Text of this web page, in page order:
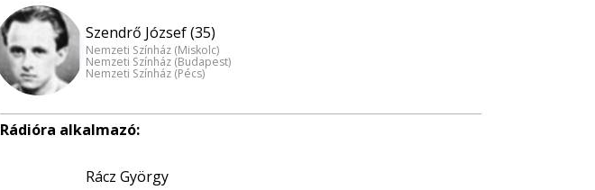
Szendrő József (35)
Nemzeti Színház (Miskolc)
Nemzeti Színház (Budapest)
Nemzeti Színház (Pécs)
Rádióra alkalmazó:
Rácz György